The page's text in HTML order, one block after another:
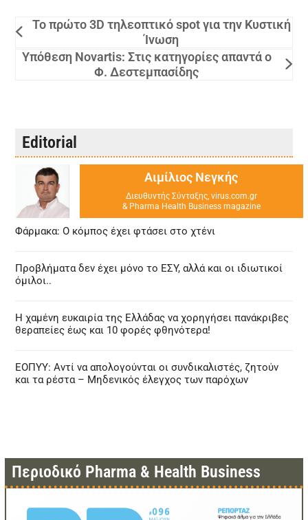
Το πρώτο 3D τηλεοπτικό spot για την Κυστική
Ίνωση
Υπόθεση Novartis: Στις κατηγορίες απαντά ο
Φ. Δεστεμπασίδης
Editorial
Αιμίλιος Νεγκής
Διευθυντής Σύνταξης, virus.com.gr
& Pharma Health Business magazine
Φάρμακα: Ο κόμπος έχει φτάσει στο χτένι
Προβλήματα δεν έχει μόνο το ΕΣΥ, αλλά και οι ιδιωτικοί
όμιλοι..
Η χαμένη ευκαιρία της Ελλάδας να χορηγήσει πανάκριβες
θεραπείες έως και 10 φορές φθηνότερα!
ΕΟΠΥΥ: Αντί να απολογούνται οι συνδικαλιστές, ζητούν
και τα ρέστα – Μηδενικός έλεγχος των παρόχων
Περιοδικό Pharma & Health Business